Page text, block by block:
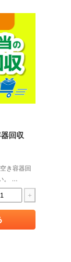
回収
き容器回
。 ...
+